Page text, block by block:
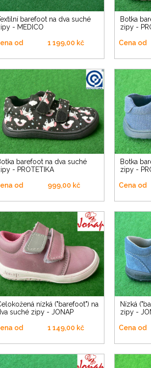
- MEDICO
od 1 199,00 kč
Botka barefoot na dva suché
zipy -
Cena od
- PROTETIKA
od 999,00 kč
Botka barefoot na dva suché
zipy -
Cena od
na
suché zipy - JONAP
od 1 149,00 kč
Nízká ("barefoot") na dva suché
zipy -
Cena od